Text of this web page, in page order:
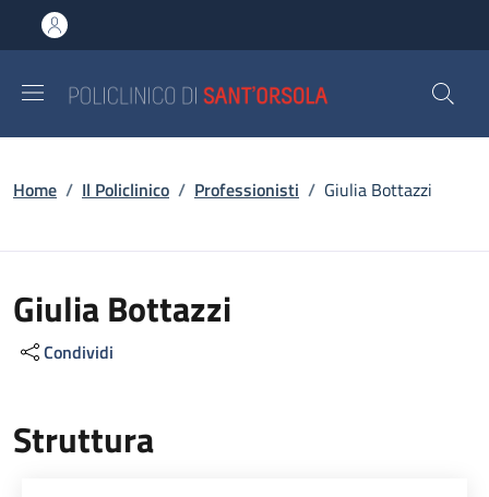
al contenuto principale
to footer content
Briciole di pane
Home / Il Policlinico / Professionisti / Giulia Bottazzi
Giulia Bottazzi
Condividi
Struttura